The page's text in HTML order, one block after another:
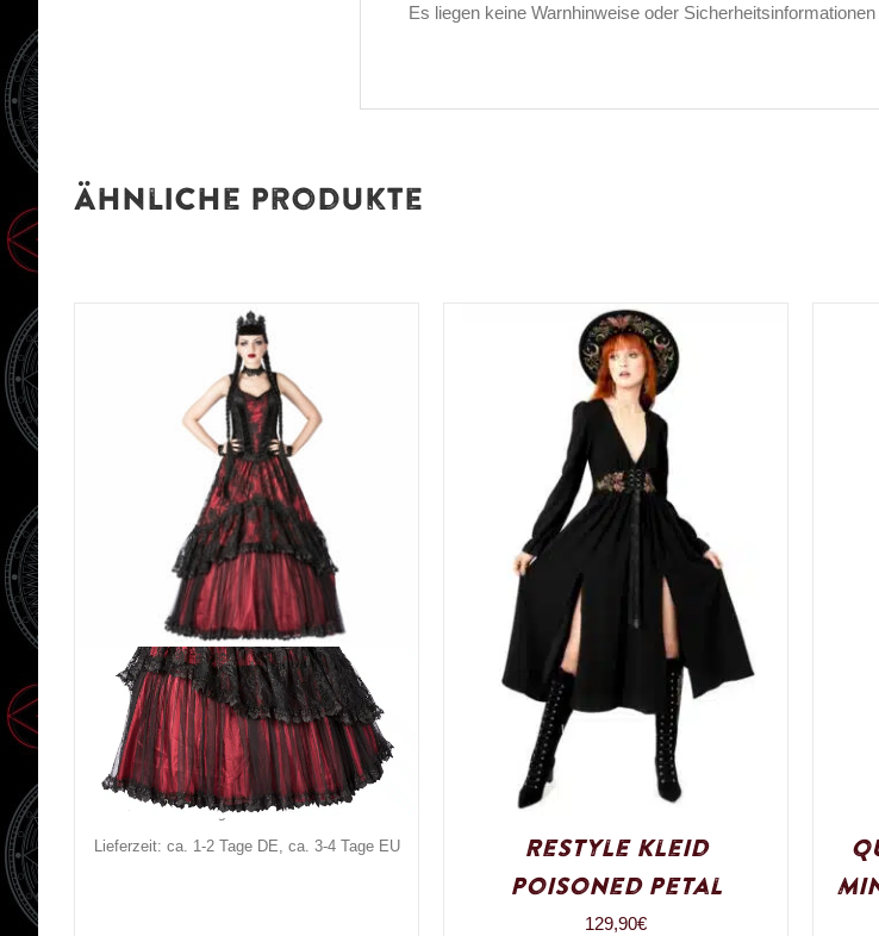
Es liegen keine Warnhinweise oder Sicherheitsinformationen
Ähnliche Produkte
Sinister Kleid Bloody
Paisley Dream
159,00€
Inkl. MwSt.
zzgl.Versand
Lieferzeit: ca. 1-2 Tage DE, ca. 3-4 Tage EU
Restyle Kleid
Poisoned Petal
129,90€